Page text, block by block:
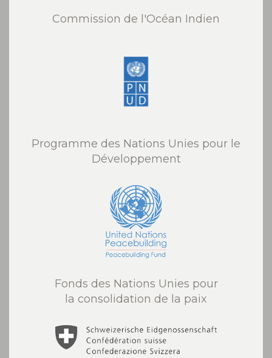
Commission de l'Océan Indien
Programme des Nations Unies pour le
Développement
Fonds des Nations Unies pour
la consolidation de la paix